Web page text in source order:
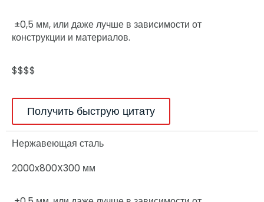
±0,5 мм, или даже лучше в зависимости от
конструкции и материалов.
$$$$
Получить быструю цитату
Нержавеющая сталь
2000x800X300 мм